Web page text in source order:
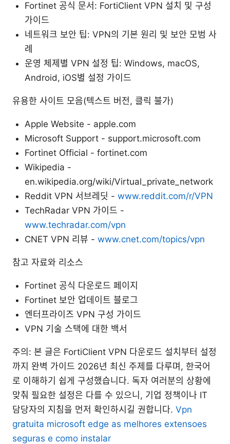
Fortinet 공식 문서: FortiClient VPN 설치 및 구성
가이드
네트워크 보안 팁: VPN의 기본 원리 및 보안 모범 사
례
운영 체제별 VPN 설정 팁: Windows, macOS,
Android, iOS별 설정 가이드
유용한 사이트 모음(텍스트 버전, 클릭 불가)
Apple Website - apple.com
Microsoft Support - support.microsoft.com
Fortinet Official - fortinet.com
Wikipedia -
en.wikipedia.org/wiki/Virtual_private_network
Reddit VPN 서브레딧 - www.reddit.com/r/VPN
TechRadar VPN 가이드 -
www.techradar.com/vpn
CNET VPN 리뷰 - www.cnet.com/topics/vpn
참고 자료와 리소스
Fortinet 공식 다운로드 페이지
Fortinet 보안 업데이트 블로그
엔터프라이즈 VPN 구성 가이드
VPN 기술 스택에 대한 백서
주의: 본 글은 FortiClient VPN 다운로드 설치부터 설정
까지 완벽 가이드 2026년 최신 주제를 다루며, 한국어
로 이해하기 쉽게 구성했습니다. 독자 여러분의 상황에
맞춰 필요한 설정은 다를 수 있으니, 기업 정책이나 IT
담당자의 지침을 먼저 확인하시길 권합니다. Vpn
gratuita microsoft edge as melhores extensoes
seguras e como instalar